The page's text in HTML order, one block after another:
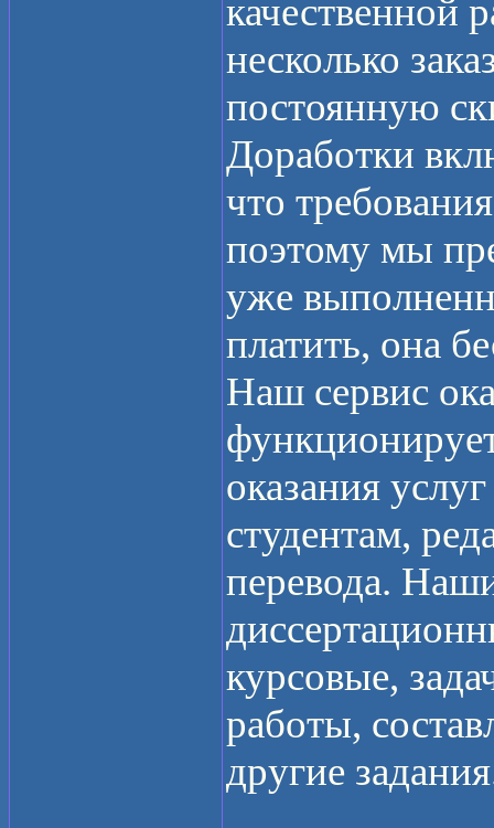
качественной
несколько
постоянную
Доработки
что
поэтому мы
уже
платить, она
Наш сервис
оказания
студентам,
перевода.
курсовые,
работы,
другие